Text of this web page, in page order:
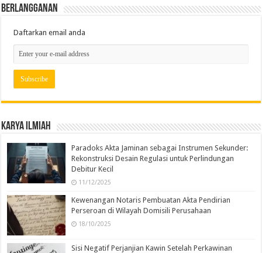
Berlangganan
Daftarkan email anda
Karya Ilmiah
Paradoks Akta Jaminan sebagai Instrumen Sekunder:
Rekonstruksi Desain Regulasi untuk Perlindungan
Debitur Kecil
11/12/2025
Kewenangan Notaris Pembuatan Akta Pendirian
Perseroan di Wilayah Domisili Perusahaan
18/10/2025
Sisi Negatif Perjanjian Kawin Setelah Perkawinan